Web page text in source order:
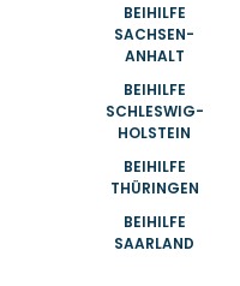
BEIHILFE
SACHSEN-
ANHALT
BEIHILFE
SCHLESWIG-
HOLSTEIN
BEIHILFE
THÜRINGEN
BEIHILFE
SAARLAND